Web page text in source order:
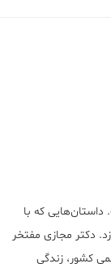
داستان‌هایی که با
دکتر مجازی مفتخر
کشور، زندگی